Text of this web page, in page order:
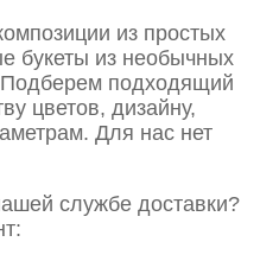
из простых
букеты из необычных
Подберем подходящий
цветов, дизайну,
Для нас нет
службе доставки?